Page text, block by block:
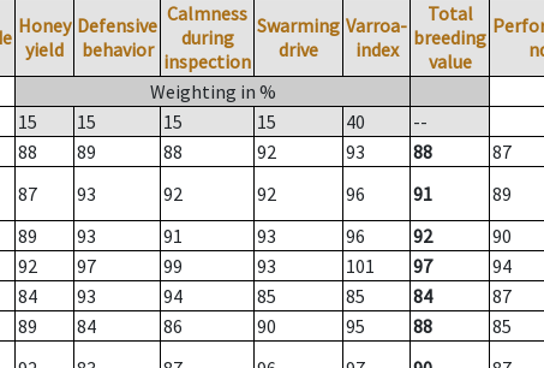
Honey
yield
Defensive
behavior
Calmness
during
inspection
Swarming
drive
Varroa-
index
Total
breeding
value
Weighting in %
15
15 15 15 40
--
88 89 88 92 93 88
87
87 93 92 92 96 91
89
89 93 91 93 96 92
90
92 97 99 93 101 97
94
84 93 94 85 85 84
87
89 84 86 90 95 88
85